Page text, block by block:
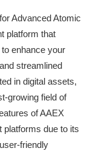
Advanced Atomic
platform that
enhance your
streamlined
in digital assets,
growing field of
of AAEX
platforms due to its
friendly